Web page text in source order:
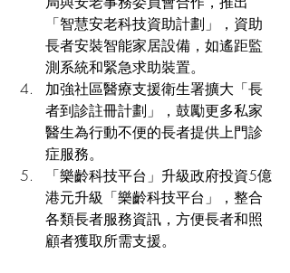
「智慧安老科技資助計劃」，資助
長者安裝智能家居設備，如遙距監
測系統和緊急求助裝置。
加強社區醫療支援衛生署擴大「長
者到診註冊計劃」，鼓勵更多私家
醫生為行動不便的長者提供上門診
症服務。
「樂齡科技平台」升級政府投資5億
港元升級「樂齡科技平台」，整合
各類長者服務資訊，方便長者和照
顧者獲取所需支援。